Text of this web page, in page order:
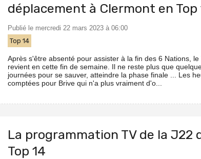
déplacement à Clermont en Top
Publié le mercredi 22 mars 2023 à 06:00
Top 14
Après s'être absenté pour assister à la fin des 6 Nations, le
revient en cette fin de semaine. Il ne reste plus que
journées pour se sauver, atteindre la phase finale ... Les
comptées pour Brive qui n'a plus vraiment d'o...
La programmation TV de la J22
Top 14